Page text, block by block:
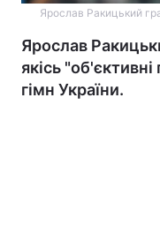
Ярослав Ракицький
Ярослав
якісь
гімн України.